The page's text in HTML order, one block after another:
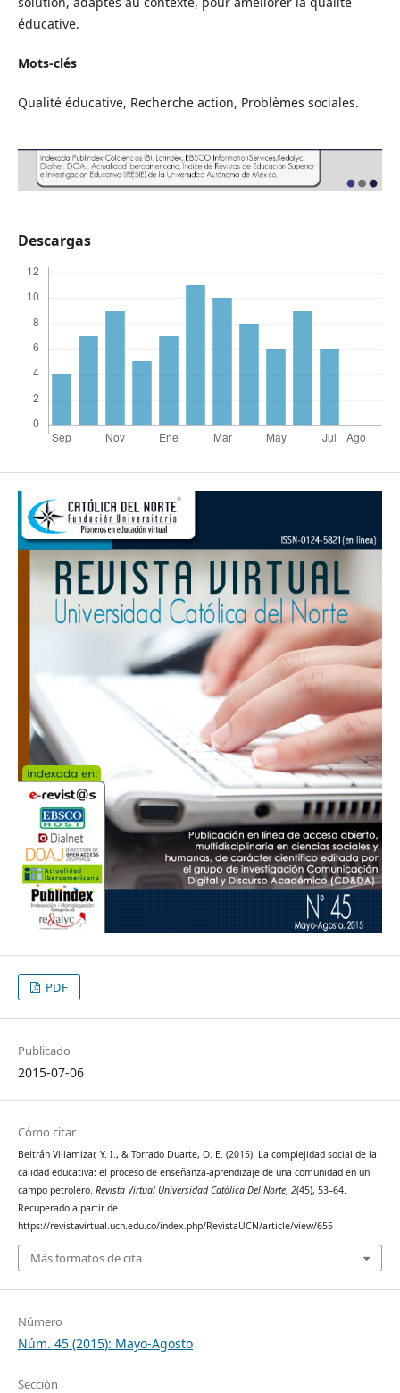
éducative.
Mots-clés
Qualité éducative, Recherche action, Problèmes sociales.
Descargas
PDF
Publicado
2015-07-06
Cómo citar
Beltrán Villamizar, Y. I., & Torrado Duarte, O. E. (2015). La complejidad social de la
calidad educativa: el proceso de enseñanza-aprendizaje de una comunidad en un
campo petrolero. Revista Virtual Universidad Católica Del Norte, 2(45), 53–64.
Recuperado a partir de
https://revistavirtual.ucn.edu.co/index.php/RevistaUCN/article/view/655
Más formatos de cita
Número
Núm. 45 (2015): Mayo-Agosto
Sección